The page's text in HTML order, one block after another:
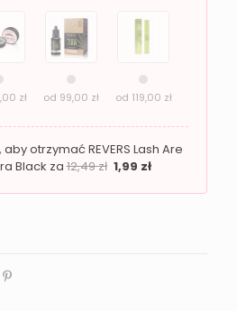
zł od 99,00 zł od 119,00 zł
aby otrzymać REVERS Lash Are
Black za12,49zł 1,99 zł